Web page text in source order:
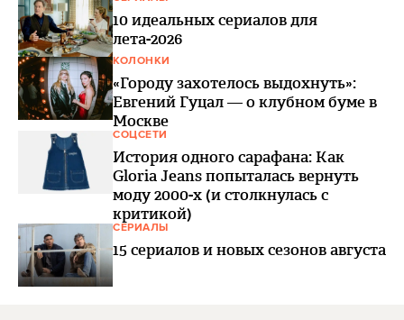
10 идеальных сериалов для
лета-2026
КОЛОНКИ
«Городу захотелось выдохнуть»:
Евгений Гуцал — о клубном буме в
Москве
СОЦСЕТИ
История одного сарафана: Как
Gloria Jeans попыталась вернуть
моду 2000-х (и столкнулась с
критикой)
СЕРИАЛЫ
15 сериалов и новых сезонов августа